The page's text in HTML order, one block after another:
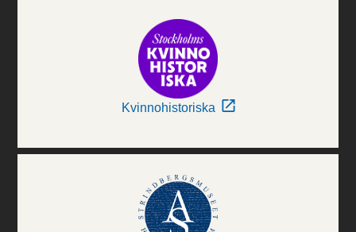
Kvinnohistoriska